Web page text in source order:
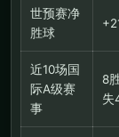
世预赛净
胜球
近10场国
际A级赛
事
8
失